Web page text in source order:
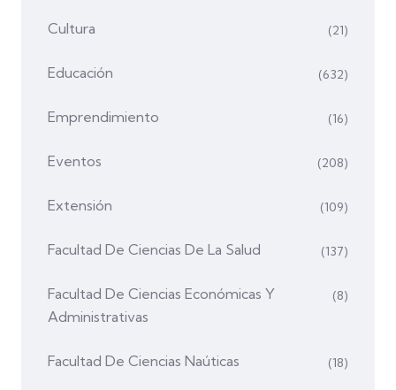
Cultura (21)
Educación (632)
Emprendimiento (16)
Eventos (208)
Extensión (109)
Facultad De Ciencias De La Salud (137)
Facultad De Ciencias Económicas Y
Administrativas
(8)
Facultad De Ciencias Naúticas (18)